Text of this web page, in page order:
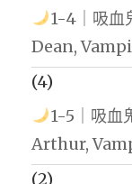
1-4｜吸血
Dean,
(4)
1-5｜吸血
Arthur,
(2)